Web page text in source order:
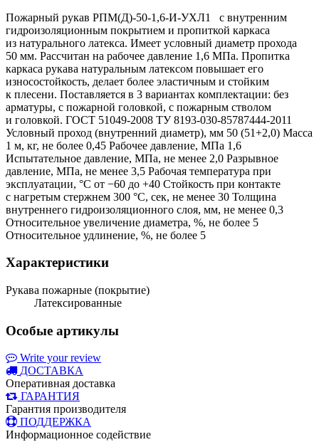
Пожарный рукав РПМ(Д)-50-1,6-И-УХЛ1 с внутренним
гидроизоляционным покрытием и пропиткой каркаса
из натурального латекса. Имеет условный диаметр прохода
50 мм. Рассчитан на рабочее давление 1,6 МПа. Пропитка
каркаса рукава натуральным латексом повышает его
износостойкость, делает более эластичным и стойким
к плесени. Поставляется в 3 вариантах комплектации: без
арматуры, с пожарной головкой, с пожарным стволом
и головкой. ГОСТ 51049-2008 ТУ 8193-030-85787444-2011
Условный проход (внутренний диаметр), мм 50 (51+2,0) Масса
1 м, кг, не более 0,45 Рабочее давление, МПа 1,6
Испытательное давление, МПа, не менее 2,0 Разрывное
давление, МПа, не менее 3,5 Рабочая температура при
эксплуатации, °С от −60 до +40 Стойкость при контакте
с нагретым стержнем 300 °С, сек, не менее 30 Толщина
внутреннего гидроизоляционного слоя, мм, не менее 0,3
Относительное увеличение диаметра, %, не более 5
Относительное удлинение, %, не более 5
Характеристики
Рукава пожарные (покрытие)
Латексированные
Особые артикулы
Write your review
ДОСТАВКА
Оперативная доставка
ГАРАНТИЯ
Гарантия производителя
ПОДДЕРЖКА
Информационное содействие